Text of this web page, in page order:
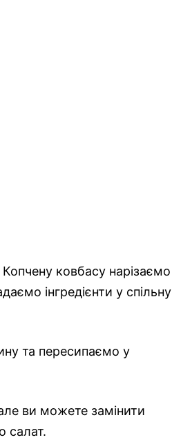
ковбасу нарізаємо
інгредієнти у спільну
та пересипаємо у
ви можете замінити
салат.